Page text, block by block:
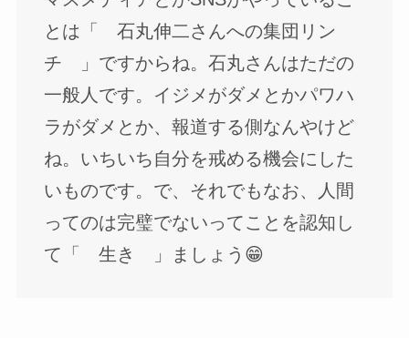
とは「 石丸伸二さんへの集団リン
チ 」ですからね。石丸さんはただの
一般人です。イジメがダメとかパワハ
ラがダメとか、報道する側なんやけど
ね。いちいち自分を戒める機会にした
いものです。で、それでもなお、人間
ってのは完璧でないってことを認知し
て「 生き 」ましょう😁